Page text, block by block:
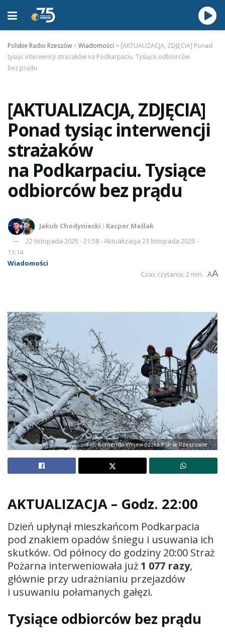
Polskie Radio Rzeszów >Wiadomości > [AKTUALIZACJA, ZDJĘCIA] Ponad
tysiąc interwencji strażaków na Podkarpaciu. Tysiące odbiorców
bez prądu
[AKTUALIZACJA, ZDJĘCIA]
Ponad tysiąc interwencji
strażaków
na Podkarpaciu. Tysiące
odbiorców bez prądu
Jakub Chodyniecki i Kacper Maślak
22 listopada 2025 - 21:58 - Aktualizacja 23 listopada 2025 -
11:14
Wiadomości
Czas czytania: 2 min. AA
Fot. Komenda Wojewódzka PSP w Rzeszowie
AKTUALIZACJA – Godz. 22:00
Dzień upłynął mieszkańcom Podkarpacia
pod znakiem opadów śniegu i usuwania ich
skutków. Od północy do godziny 20:00 Straż
Pożarna interweniowała już 1 077 razy,
głównie przy udrażnianiu przejazdów
i usuwaniu połamanych gałęzi.
Tysiące odbiorców bez prądu